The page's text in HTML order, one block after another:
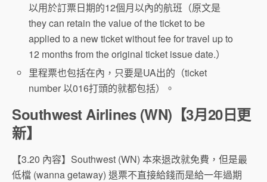
以用於訂票日期的12個月以內的航班（原文是
they can retain the value of the ticket to be
applied to a new ticket without fee for travel up to
12 months from the original ticket issue date.）
里程票也包括在內，只要是UA出的（ticket
number 以016打頭的就都包括）。
Southwest Airlines (WN)【3月20日更
新】
【3.20 內容】Southwest (WN) 本來退改就免費，但是最
低檔 (wanna getaway) 退票不直接給錢而是給一年過期